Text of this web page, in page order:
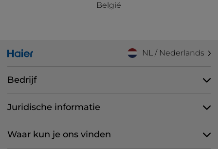
België
NL / Nederlands
Bedrijf
Juridische informatie
Waar kun je ons vinden